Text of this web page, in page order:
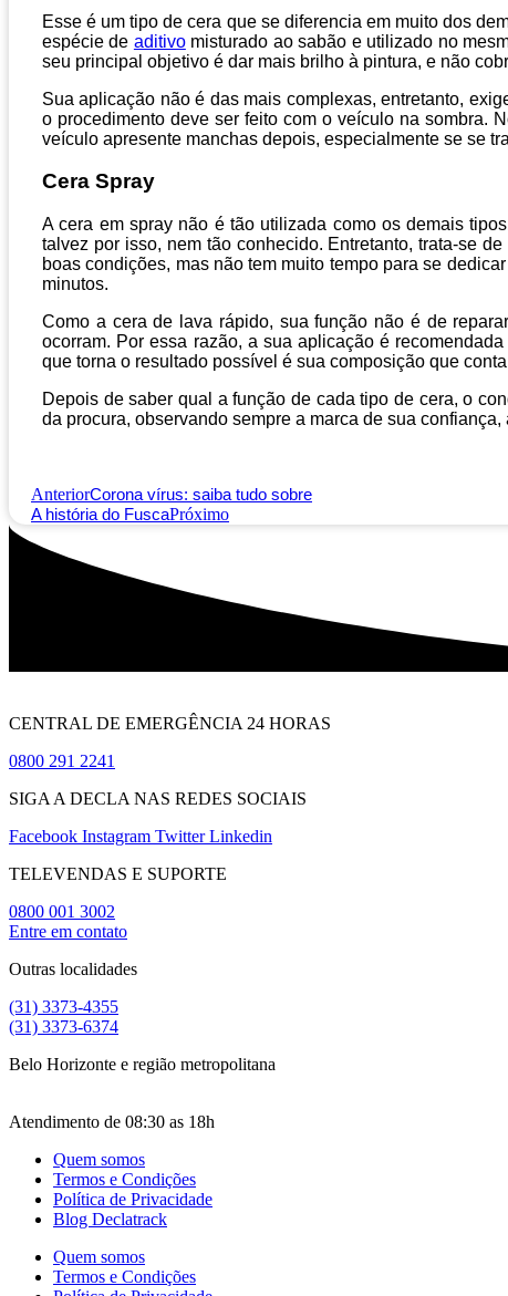
Esse é um tipo de cera que se diferencia em muito dos
espécie de aditivomisturado ao sabão e utilizado no
seu principal objetivo é dar mais brilho à pintura, e não
Sua aplicação não é das mais complexas, entretanto,
o procedimento deve ser feito com o veículo na sombra.
veículo apresente manchas depois, especialmente se se
Cera Spray
A cera em spray não é tão utilizada como os demais
talvez por isso, nem tão conhecido. Entretanto, trata-se
boas condições, mas não tem muito tempo para se
minutos.
Como a cera de lava rápido, sua função não é de
ocorram. Por essa razão, a sua aplicação é
que torna o resultado possível é sua composição que
Depois de saber qual a função de cada tipo de cera, o
da procura, observando sempre a marca de sua
AnteriorCorona vírus: saiba tudo sobre
A história do FuscaPróximo
CENTRAL DE EMERGÊNCIA 24 HORAS
0800 291 2241
SIGA A DECLA NAS REDES SOCIAIS
Facebook Instagram Twitter Linkedin
TELEVENDAS E SUPORTE
0800 001 3002
Entre em contato
Outras localidades
(31) 3373-4355
(31) 3373-6374
Belo Horizonte e região metropolitana
Atendimento de 08:30 as 18h
Quem somos
Termos e Condições
Política de Privacidade
Blog Declatrack
Quem somos
Termos e Condições